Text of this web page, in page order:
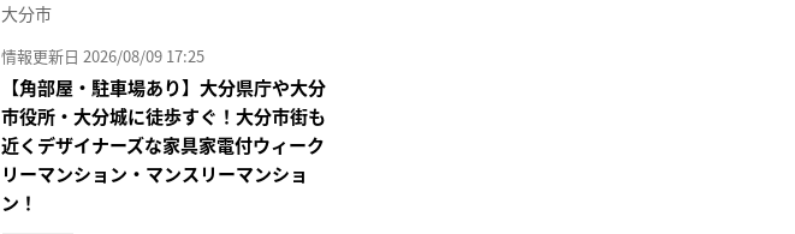
大分市
情報更新日 2026/08/09 17:25
【角部屋・駐車場あり】大分県庁や大分
市役所・大分城に徒歩すぐ！大分市街も
近くデザイナーズな家具家電付ウィーク
リーマンション・マンスリーマンショ
ン！